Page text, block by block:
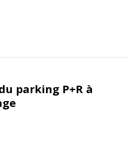
parking P+R à